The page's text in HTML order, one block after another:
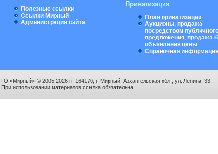
Полезные ссылки
Ссылки Мирный
Администрация сайта
Приватизация
План приватизации
Аукционы, продажа
посредством публичного
предложения, продажа
объявления цены
Справочная информация
ГО «Мирный» © 2005-2026 гг. 164170, г. Мирный, Архангельская обл., ул. Ленина, 33.
При использовании материалов ссылка обязательна.